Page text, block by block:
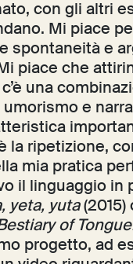
con gli altri
Mi piace
spontaneità e
piace che
una
e
la ripetizione,
mia pratica
il linguaggio in
yeta, yuta
of
progetto, ad